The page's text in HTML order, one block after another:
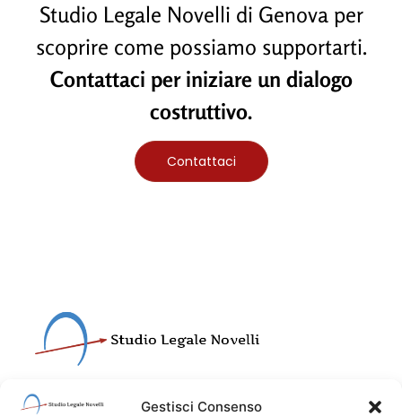
Gestisci Consenso
Studio Legale Novelli di Genova per
scoprire come possiamo supportarti.
Contattaci per iniziare un dialogo
costruttivo.
Contattaci